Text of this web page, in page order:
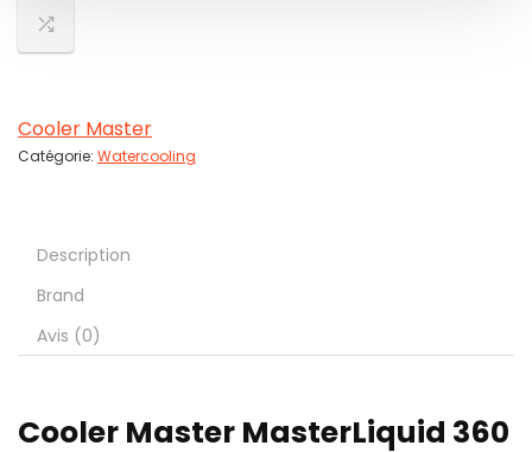
Cooler Master
Catégorie: Watercooling
Description
Brand
Avis (0)
Cooler Master MasterLiquid 360